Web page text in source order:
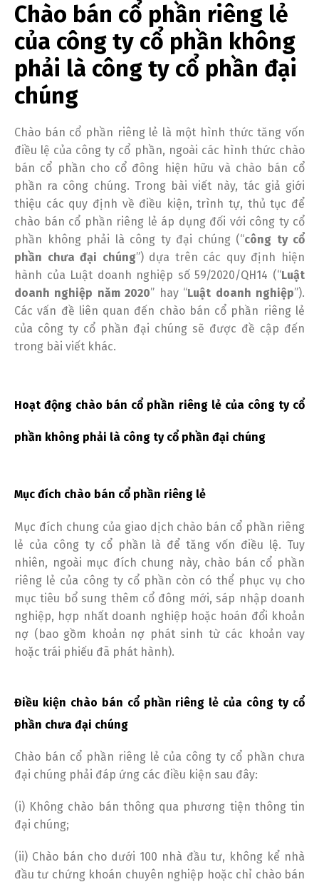
Chào bán cổ phần riêng lẻ
của công ty cổ phần không
phải là công ty cổ phần đại
chúng
Chào bán cổ phần riêng lẻ là một hình thức tăng vốn
điều lệ của công ty cổ phần, ngoài các hình thức chào
bán cổ phần cho cổ đông hiện hữu và chào bán cổ
phần ra công chúng. Trong bài viết này, tác giả giới
thiệu các quy định về điều kiện, trình tự, thủ tục để
chào bán cổ phần riêng lẻ áp dụng đối với công ty cổ
phần không phải là công ty đại chúng (“công ty cổ
phần chưa đại chúng”) dựa trên các quy định hiện
hành của Luật doanh nghiệp số 59/2020/QH14 (“Luật
doanh nghiệp năm 2020” hay “Luật doanh nghiệp”).
Các vấn đề liên quan đến chào bán cổ phần riêng lẻ
của công ty cổ phần đại chúng sẽ được đề cập đến
trong bài viết khác.
Hoạt động chào bán cổ phần riêng lẻ của công ty cổ
phần không phải là công ty cổ phần đại chúng
Mục đích chào bán cổ phần riêng lẻ
Mục đích chung của giao dịch chào bán cổ phần riêng
lẻ của công ty cổ phần là để tăng vốn điều lệ. Tuy
nhiên, ngoài mục đích chung này, chào bán cổ phần
riêng lẻ của công ty cổ phần còn có thể phục vụ cho
mục tiêu bổ sung thêm cổ đông mới, sáp nhập doanh
nghiệp, hợp nhất doanh nghiệp hoặc hoán đổi khoản
nợ (bao gồm khoản nợ phát sinh từ các khoản vay
hoặc trái phiếu đã phát hành).
Điều kiện chào bán cổ phần riêng lẻ của công ty cổ
phần chưa đại chúng
Chào bán cổ phần riêng lẻ của công ty cổ phần chưa
đại chúng phải đáp ứng các điều kiện sau đây:
(i) Không chào bán thông qua phương tiện thông tin
đại chúng;
(ii) Chào bán cho dưới 100 nhà đầu tư, không kể nhà
đầu tư chứng khoán chuyên nghiệp hoặc chỉ chào bán